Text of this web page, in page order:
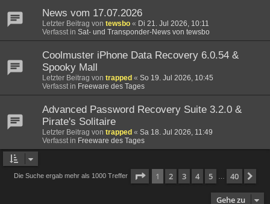
News vom 17.07.2026
Letzter Beitrag von tewsbo « Di 21. Jul 2026, 10:11
Verfasst in Sat- und Transponder-News von tewsbo
Coolmuster iPhone Data Recovery 6.0.54 &
Spooky Mall
Letzter Beitrag von trapped « So 19. Jul 2026, 10:45
Verfasst in Freeware des Tages
Advanced Password Recovery Suite 3.2.0 &
Pirate's Solitaire
Letzter Beitrag von trapped « Sa 18. Jul 2026, 11:49
Verfasst in Freeware des Tages
Die Suche ergab mehr als 1000 Treffer Seite 1von 40
1 2 3 4 5 40
Gehe zu